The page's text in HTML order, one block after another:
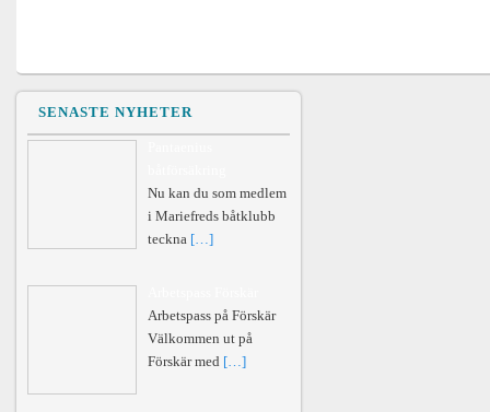
SENASTE NYHETER
Nu kan du som medlem
i Mariefreds båtklubb
teckna […]
Arbetspass på Förskär
Välkommen ut på
Förskär med […]